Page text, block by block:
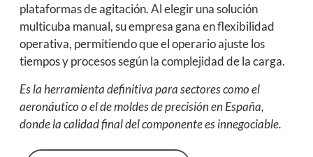
plataformas de agitación. Al elegir una solución
multicuba manual, su empresa gana en flexibilidad
operativa, permitiendo que el operario ajuste los
tiempos y procesos según la complejidad de la carga.
Es la herramienta definitiva para sectores como el
aeronáutico o el de moldes de precisión en España,
donde la calidad final del componente es innegociable.